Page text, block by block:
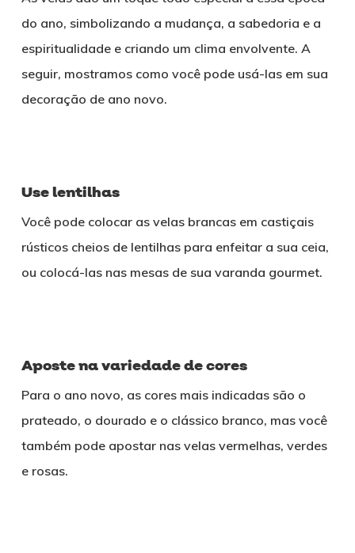
do ano, simbolizando a mudança, a sabedoria e a
espiritualidade e criando um clima envolvente. A
seguir, mostramos como você pode usá-las em sua
decoração de ano novo.
Use lentilhas
Você pode colocar as velas brancas em castiçais
rústicos cheios de lentilhas para enfeitar a sua ceia,
ou colocá-las nas mesas de sua varanda gourmet.
Aposte na variedade de cores
Para o ano novo, as cores mais indicadas são o
prateado, o dourado e o clássico branco, mas você
também pode apostar nas velas vermelhas, verdes
e rosas.